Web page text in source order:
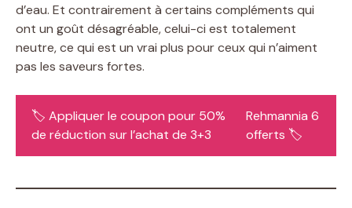
d’eau. Et contrairement à certains compléments qui
ont un goût désagréable, celui-ci est totalement
neutre, ce qui est un vrai plus pour ceux qui n’aiment
pas les saveurs fortes.
🏷️ Appliquer le coupon pour 50%
de réduction sur l’achat de 3+3
Rehmannia 6
offerts 🏷️